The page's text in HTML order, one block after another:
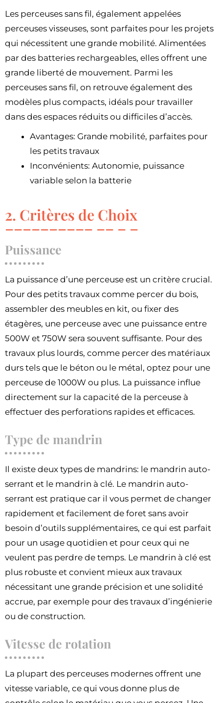
Les perceuses sans fil, également appelées
perceuses visseuses, sont parfaites pour les projets
qui nécessitent une grande mobilité. Alimentées
par des batteries rechargeables, elles offrent une
grande liberté de mouvement. Parmi les
perceuses sans fil, on retrouve également des
modèles plus compacts, idéals pour travailler
dans des espaces réduits ou difficiles d’accès.
Avantages: Grande mobilité, parfaites pour
les petits travaux
Inconvénients: Autonomie, puissance
variable selon la batterie
2. Critères de Choix
Puissance
La puissance d’une perceuse est un critère crucial.
Pour des petits travaux comme percer du bois,
assembler des meubles en kit, ou fixer des
étagères, une perceuse avec une puissance entre
500W et 750W sera souvent suffisante. Pour des
travaux plus lourds, comme percer des matériaux
durs tels que le béton ou le métal, optez pour une
perceuse de 1000W ou plus. La puissance influe
directement sur la capacité de la perceuse à
effectuer des perforations rapides et efficaces.
Type de mandrin
Il existe deux types de mandrins: le mandrin auto-
serrant et le mandrin à clé. Le mandrin auto-
serrant est pratique car il vous permet de changer
rapidement et facilement de foret sans avoir
besoin d’outils supplémentaires, ce qui est parfait
pour un usage quotidien et pour ceux qui ne
veulent pas perdre de temps. Le mandrin à clé est
plus robuste et convient mieux aux travaux
nécessitant une grande précision et une solidité
accrue, par exemple pour des travaux d’ingénierie
ou de construction.
Vitesse de rotation
La plupart des perceuses modernes offrent une
vitesse variable, ce qui vous donne plus de